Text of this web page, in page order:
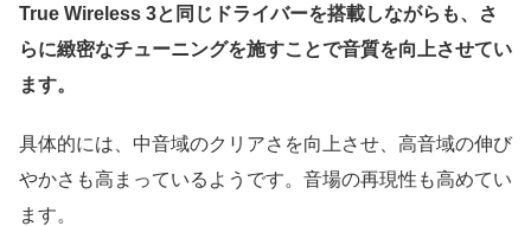
True Wireless 3と同じドライバーを搭載しながらも、さ
らに緻密なチューニングを施すことで音質を向上させてい
ます。
具体的には、中音域のクリアさを向上させ、高音域の伸び
やかさも高まっているようです。音場の再現性も高めてい
ます。